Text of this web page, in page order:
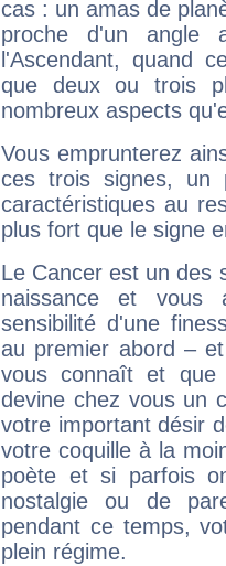
cas : un amas de
proche d'un
l'Ascendant, quand
que deux ou trois
nombreux aspects
Vous emprunterez
ces trois signes, un
caractéristiques au
plus fort que le signe
Le Cancer est un des
naissance et vous
sensibilité d'une
au premier abord –
vous connaît et
devine chez vous un
votre important désir
votre coquille à la
poète et si parfois
nostalgie ou de
pendant ce temps,
plein régime.